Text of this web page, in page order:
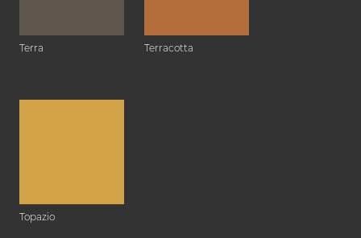
Terra Terracotta
Topazio